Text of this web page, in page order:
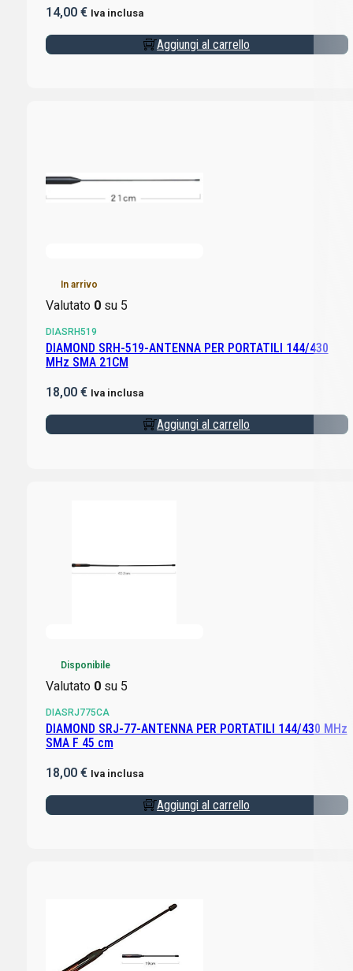
14,00 € Iva inclusa
Aggiungi al carrello
In arrivo
Valutato 0su 5
DIASRH519
DIAMOND SRH-519-ANTENNA PER PORTATILI 144/430
MHz SMA 21CM
18,00 € Iva inclusa
Aggiungi al carrello
Disponibile
Valutato 0su 5
DIASRJ775CA
DIAMOND SRJ-77-ANTENNA PER PORTATILI 144/430 MHz
SMA F 45 cm
18,00 € Iva inclusa
Aggiungi al carrello